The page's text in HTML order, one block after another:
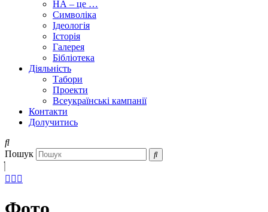
НА – це …
Символіка
Ідеологія
Історія
Галерея
Бібліотека
Діяльність
Табори
Проекти
Всеукраїнські кампанії
Контакти
Долучитись
Пошук